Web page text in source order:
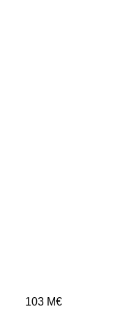
103 M€